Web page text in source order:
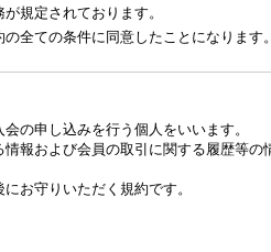
規定されております。
全ての条件に同意したことになります。